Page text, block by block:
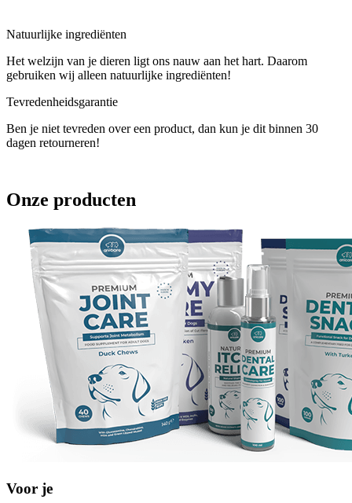
Natuurlijke ingrediënten
Het welzijn van je dieren ligt ons nauw aan het hart. Daarom
gebruiken wij alleen natuurlijke ingrediënten!
Tevredenheidsgarantie
Ben je niet tevreden over een product, dan kun je dit binnen 30
dagen retourneren!
Onze producten
Voor je